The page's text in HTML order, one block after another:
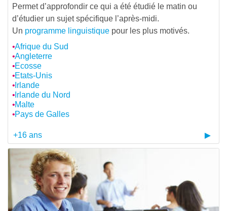
Permet d’approfondir ce qui a été étudié le matin ou
d’étudier un sujet spécifique l’après-midi.
Un programme linguistique pour les plus motivés.
Afrique du Sud
Angleterre
Ecosse
Etats-Unis
Irlande
Irlande du Nord
Malte
Pays de Galles
+16 ans